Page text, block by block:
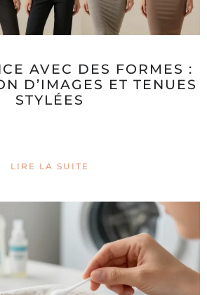
AVEC DES FORMES :
D’IMAGES ET TENUES
STYLÉES
LIRE LA SUITE